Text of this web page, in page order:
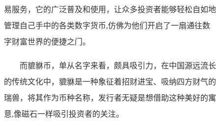
易服务，它的广泛普及和使用，让众多投资者能够轻松自如地
管理自己手中的各类数字货币,仿佛为他们开启了一扇通往数
字财富世界的便捷之门。
而貔貅币，单从名字来看，颇具吸引力，在中国源远流长
的传统文化中，貔貅是一种象征着招财进宝、吸纳四方财气的
瑞兽，将其作为币种名称，发行者无疑是想借助这种美好的寓
意,像磁石一样吸引投资者的关注。